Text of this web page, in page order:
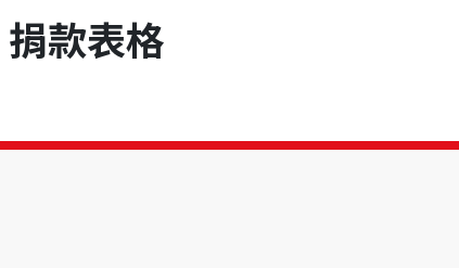
捐款表格